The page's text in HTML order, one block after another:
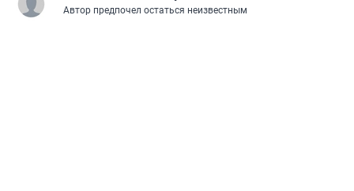
Автор предпочел остаться неизвестным